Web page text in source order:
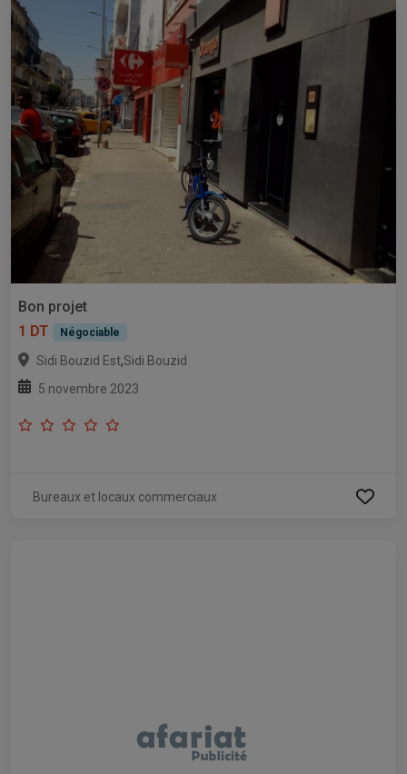
Bon projet
1 DT
Négociable
Sidi Bouzid Est,Sidi Bouzid
5 novembre 2023
Bureaux et locaux commerciaux